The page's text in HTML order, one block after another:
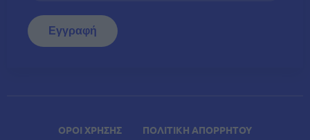
ΟΡΟΙ ΧΡΗΣΗΣ
ΠΟΛΙΤΙΚΗ ΑΠΟΡΡΗΤΟΥ